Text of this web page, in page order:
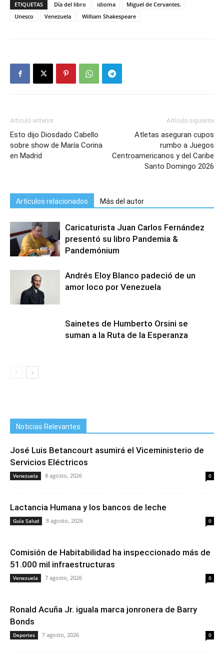
ETIQUETAS Día del libro idioma
Miguel de Cervantes.
Unesco
Venezuela William Shakespeare
Artículo anterior
Esto dijo Diosdado Cabello
sobre show de María Corina
en Madrid
Artículo siguiente
Atletas aseguran cupos
rumbo a Juegos
Centroamericanos y del Caribe
Santo Domingo 2026
Artículos relacionados Más del autor
Caricaturista Juan Carlos Fernández
presentó su libro Pandemia &
Pandemónium
Andrés Eloy Blanco padeció de un
amor loco por Venezuela
Sainetes de Humberto Orsini se
suman a la Ruta de la Esperanza
Noticias Relevantes
José Luis Betancourt asumirá el Viceministerio de
Servicios Eléctricos
Venezuela 8 agosto, 2026 0
Lactancia Humana y los bancos de leche
Guía Salud 8 agosto, 2026 0
Comisión de Habitabilidad ha inspeccionado más de
51.000 mil infraestructuras
Venezuela 7 agosto, 2026 0
Ronald Acuña Jr. iguala marca jonronera de Barry
Bonds
Deportes 7 agosto, 2026 0